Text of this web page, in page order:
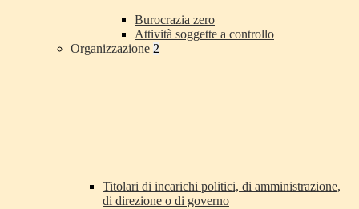
Burocrazia zero
Attività soggette a controllo
Organizzazione 2
Titolari di incarichi politici, di amministrazione,
di direzione o di governo